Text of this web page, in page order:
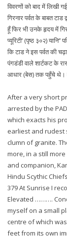
विवरणों को बाद में लिखी
गिरनार पर्वत के बाबत
हूँ फिर भी उनके हृदय में
प्यूरिटी’ (पृष्ठ ३०२)
कि टाड ने इस पर्वत की
पंगडंडी वाले शार्टकट के
आधार (बेस) तक पहुँचे थे।
After a very short
arrested by the
which exacts his
earliest and rudest
clumn of granite.
more, in a still
and companion,
Hindu Scythic
379 At Sunrise I
Elevated ……….
myself on a small
centre of which
feet from its own